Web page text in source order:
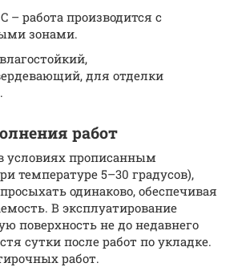
– работа производится с
зонами.
для отделки
работ
условиях прописанным
температуре 5–30 градусов),
одинаково, обеспечивая
В эксплуатирование
поверхность не до недавнего
сутки после работ по укладке.
работ.